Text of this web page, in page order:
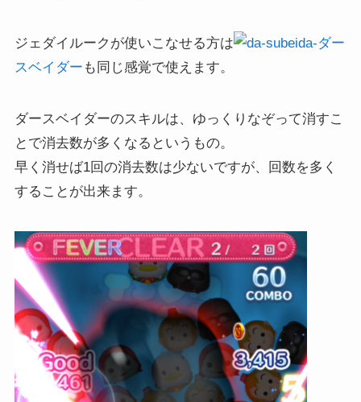
ジェダイルークが使いこなせる方は
ダー
スベイダー も同じ感覚で使えます。
ダースベイダーのスキルは、ゆっくりなぞって消すこ
とで消去数が多くなるというもの。
早く消せば1回の消去数は少ないですが、回数を多く
することが出来ます。